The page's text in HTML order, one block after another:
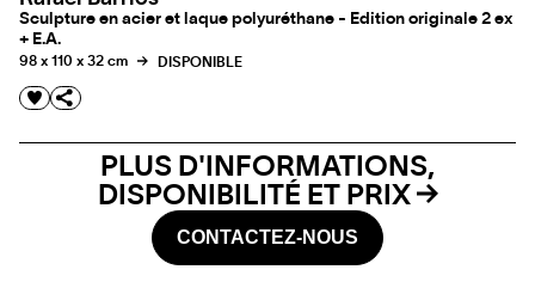
Sculpture en acier et laque polyuréthane - Edition originale 2 ex
+ E.A.
98 x 110 x 32 cm DISPONIBLE
PLUS D'INFORMATIONS,
DISPONIBILITÉ ET PRIX
CONTACTEZ-NOUS